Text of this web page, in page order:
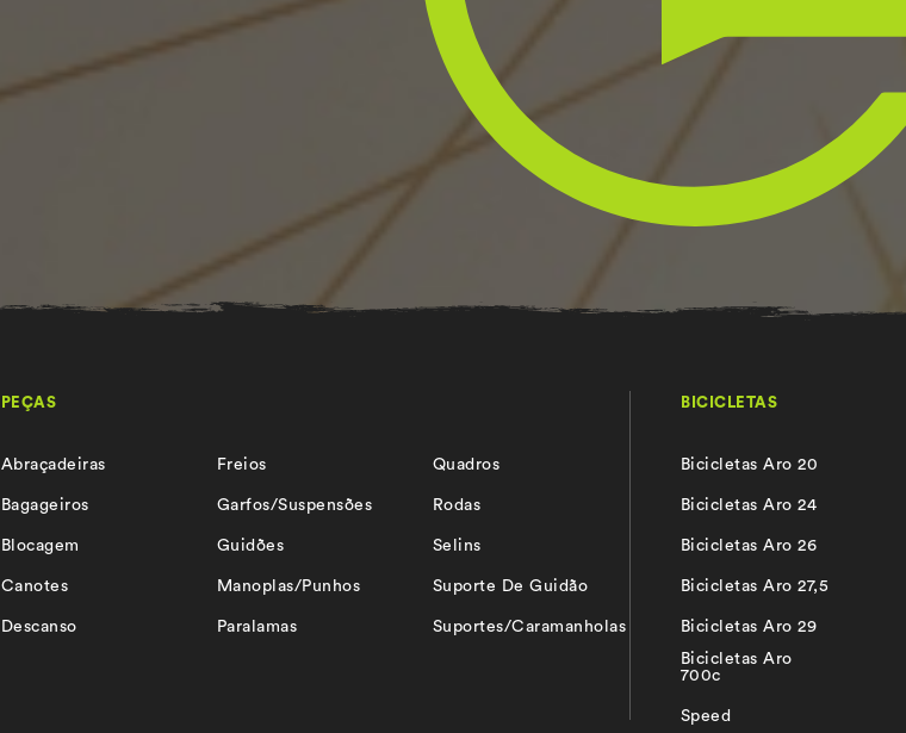
PEÇAS
Abraçadeiras
Bagageiros
Blocagem
Canotes
Descanso
Freios
Garfos/Suspensões
Guidões
Manoplas/Punhos
Paralamas
Quadros
Rodas
Selins
Suporte De Guidão
Suportes/Caramanholas
BICICLETAS
Bicicletas Aro 20
Bicicletas Aro 24
Bicicletas Aro 26
Bicicletas Aro 27,5
Bicicletas Aro 29
Bicicletas Aro
700c
Speed